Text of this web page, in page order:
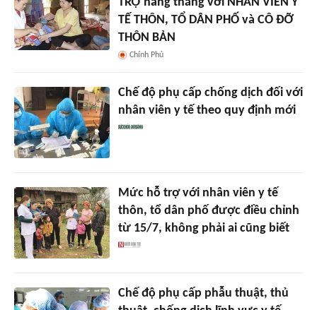
TẾ THÔN, TỔ DÂN PHỐ và CÔ ĐỠ
THÔN BẢN
Chính Phủ
Chế độ phụ cấp chống dịch đối với
nhân viên y tế theo quy định mới
Mức hỗ trợ với nhân viên y tế
thôn, tổ dân phố được điều chỉnh
từ 15/7, không phải ai cũng biết
Chế độ phụ cấp phẫu thuật, thủ